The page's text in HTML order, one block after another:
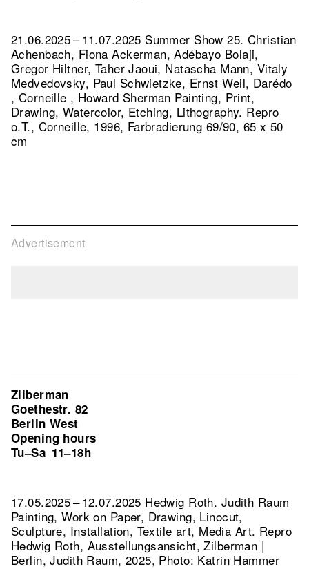
Advertisement
21.06.2025 – 11.07.2025 Summer Show 25. Christian
Achenbach, Fiona Ackerman, Adébayo Bolaji,
Gregor Hiltner, Taher Jaoui, Natascha Mann, Vitaly
Medvedovsky, Paul Schwietzke, Ernst Weil, Darédo
, Corneille , Howard Sherman Painting, Print,
Drawing, Watercolor, Etching, Lithography. Repro
o.T., Corneille, 1996, Farbradierung 69/90, 65 x 50
cm
Zilberman
Goethestr. 82
Berlin West
Opening hours
Tu–Sa 11–18h
17.05.2025 – 12.07.2025 Hedwig Roth. Judith Raum
Painting, Work on Paper, Drawing, Linocut,
Sculpture, Installation, Textile art, Media Art. Repro
Hedwig Roth, Ausstellungsansicht, Zilberman |
Berlin, Judith Raum, 2025, Photo: Katrin Hammer